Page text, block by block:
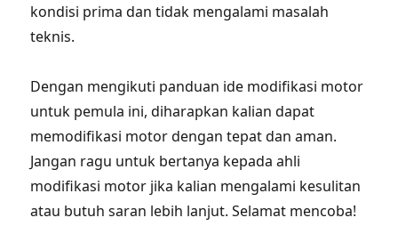
kondisi prima dan tidak mengalami masalah
teknis.
Dengan mengikuti panduan ide modifikasi motor
untuk pemula ini, diharapkan kalian dapat
memodifikasi motor dengan tepat dan aman.
Jangan ragu untuk bertanya kepada ahli
modifikasi motor jika kalian mengalami kesulitan
atau butuh saran lebih lanjut. Selamat mencoba!